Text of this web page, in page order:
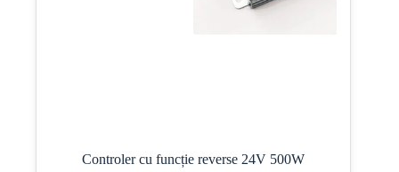
Controler cu funcție reverse 24V 500W